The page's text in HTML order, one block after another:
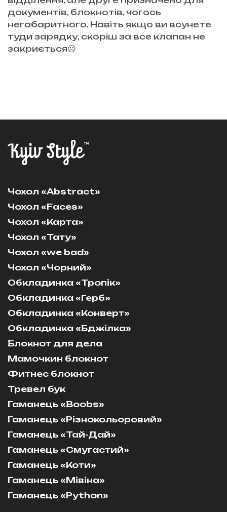
документів, блокнотів, чогось
негабаритного. Навіть якщо ви всунете
туди зарядку, скоріш за все клапан не
закриється☹️
Чохол «Abstract»
Чохол «Faces»
Чохол «Карта»
Чохол «Тату»
Чохол «we bad»
Чохол «Чорний»
Обкладинка «Тропік»
Обкладинка «Герб»
Обкладинка «Конверт»
Обкладинка «Бджілка»
Блокнот для дела
Мамочкин блокнот
Фитнес блокнот
Тревел бук
Гаманець «Boobs»
Гаманець «Різнокольоровий»
Гаманець «Тай-Дай»
Гаманець «Смугастий»
Гаманець «Коти»
Гаманець «Мівіна»
Гаманець «Python»